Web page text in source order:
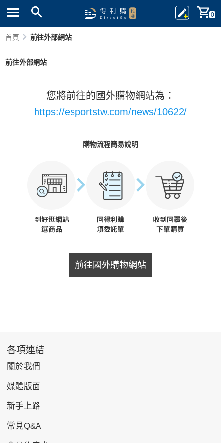
0
首頁 前往外部網站
前往外部網站
您將前往的國外購物網站為：
https://esportstw.com/news/10622/
購物流程簡易說明
前往國外購物網站
各項連結
關於我們
媒體版面
新手上路
常見Q&A